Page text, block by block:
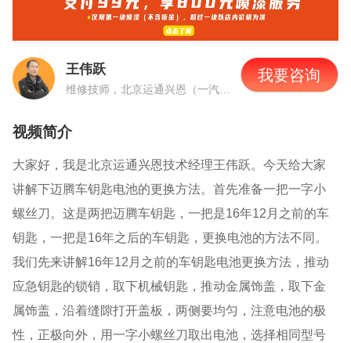
王伟跃
维修技师，北京运通兴恩（一汽大众4S店） 技术经理
我要咨询
视频简介
大家好，我是北京运通兴恩技术经理王伟跃。今天给大家
讲解下迈腾车钥匙电池的更换方法。首先准备一把一字小
螺丝刀。这是两把迈腾车钥匙，一把是16年12月之前的车
钥匙，一把是16年之后的车钥匙，更换电池的方法不同。
我们先来讲解16年12月之前的车钥匙电池更换方法，推动
应急钥匙的锁销，取下机械钥匙，推动金属饰盖，取下金
属饰盖，沿着缝隙打开盖板，两侧要均匀，注意电池的极
性，正极向外，用一字小螺丝刀取出电池，选择相同型号